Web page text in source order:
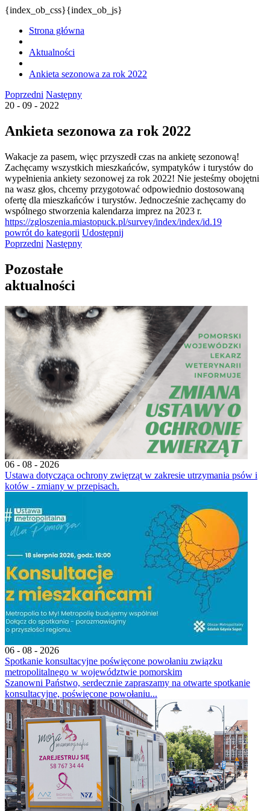
{index_ob_css}{index_ob_js}
Strona główna
Aktualności
Ankieta sezonowa za rok 2022
Poprzedni Następny
20 - 09 - 2022
Ankieta sezonowa za rok 2022
Wakacje za pasem, więc przyszedł czas na ankietę sezonową!
Zachęcamy wszystkich mieszkańców, sympatyków i turystów do
wypełnienia ankiety sezonowej za rok 2022! Nie jesteśmy obojętni
na wasz głos, chcemy przygotować odpowiednio dostosowaną
ofertę dla mieszkańców i turystów. Jednocześnie zachęcamy do
wspólnego stworzenia kalendarza imprez na 2023 r.
https://zgloszenia.miastopuck.pl/survey/index/index/id.19
powrót do kategorii Udostępnij
Poprzedni Następny
Pozostałe
aktualności
06 - 08 - 2026
Ustawa dotycząca ochrony zwięrząt w zakresie utrzymania psów i
kotów - zmiany w przepisach.
06 - 08 - 2026
Spotkanie konsultacyjne poświęcone powołaniu związku
metropolitalnego w województwie pomorskim
Szanowni Państwo, serdecznie zapraszamy na otwarte spotkanie
konsultacyjne, poświęcone powołaniu...